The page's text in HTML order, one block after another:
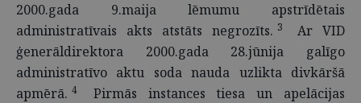
2000.gada 9.maija lēmumu apstrīdētais
administratīvais akts atstāts negrozīts. 3
Ar VID
ģenerāldirektora 2000.gada 28.jūnija galīgo
administratīvo aktu soda nauda uzlikta divkāršā
apmērā. 4
Pirmās instances tiesa un apelācijas